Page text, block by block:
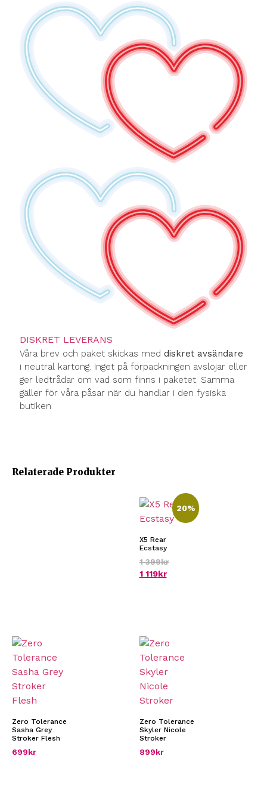
DISKRET LEVERANS
Våra brev och paket skickas med diskret avsändare
i neutral kartong. Inget på förpackningen avslöjar eller
ger ledtrådar om vad som finns i paketet. Samma
gäller för våra påsar när du handlar i den fysiska
butiken
Relaterade Produkter
20%
X5 Rear
Ecstasy
1 399kr
1 119kr
Zero Tolerance
Sasha Grey
Stroker Flesh
699kr
Zero Tolerance
Skyler Nicole
Stroker
899kr